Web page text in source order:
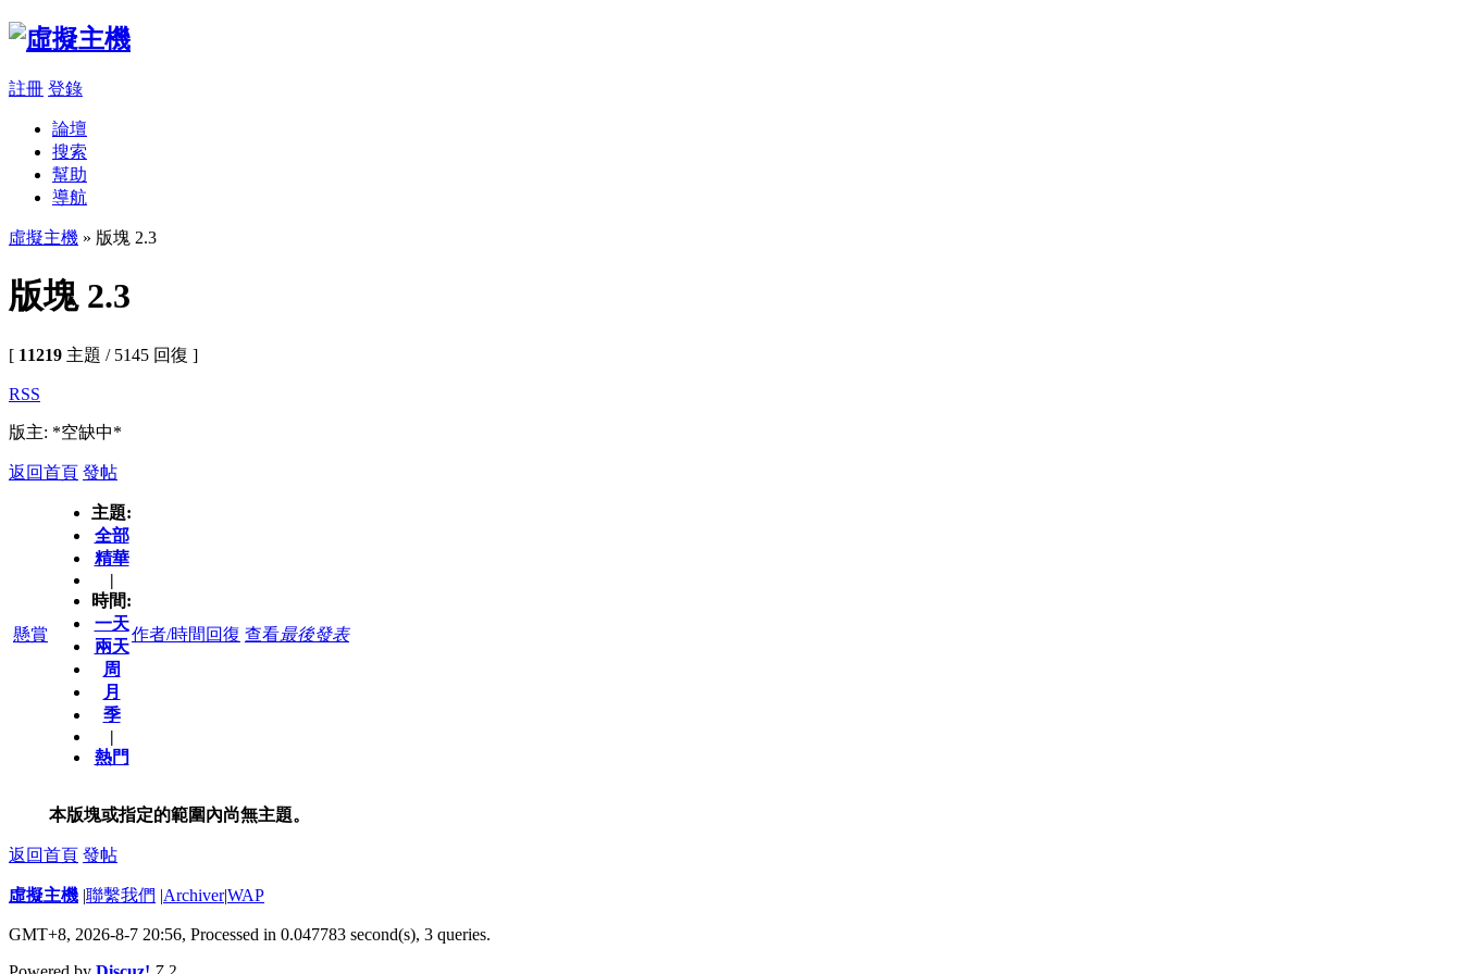
註冊 登錄
論壇
搜索
幫助
導航
虛擬主機 » 版塊 2.3
版塊 2.3
[ 11219 主題 / 5145 回復 ]
RSS
版主: *空缺中*
返回首頁 發帖
懸賞
主題:
全部
精華
|
時間:
一天
兩天
周
月
季
|
熱門
作者/時間 回復 查看最後發表
本版塊或指定的範圍內尚無主題。
返回首頁 發帖
虛擬主機 |聯繫我們 |Archiver|WAP
GMT+8, 2026-8-7 20:56, Processed in 0.047783 second(s), 3 queries.